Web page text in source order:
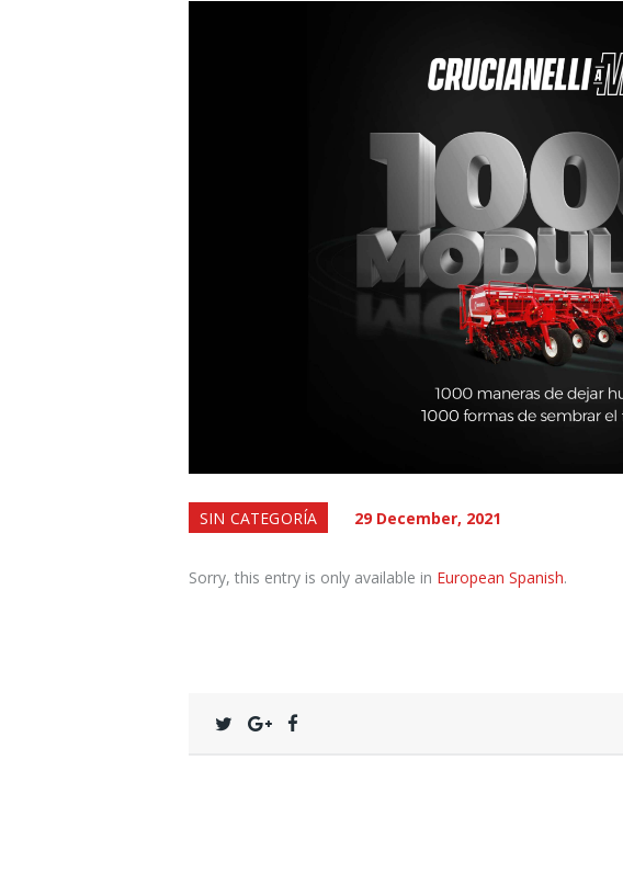
SIN CATEGORÍA 29 December, 2021
Sorry, this entry is only available in European Spanish.